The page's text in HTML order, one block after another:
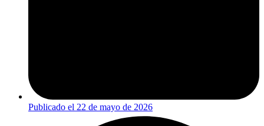
Publicado el 22 de mayo de 2026